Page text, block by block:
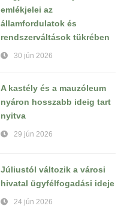
emlékjelei az
államfordulatok és
rendszerváltások tükrében
30 jún 2026
A kastély és a mauzóleum
nyáron hosszabb ideig tart
nyitva
29 jún 2026
Júliustól változik a városi
hivatal ügyfélfogadási ideje
24 jún 2026